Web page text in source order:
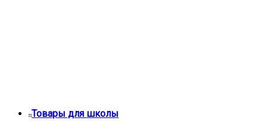
Товары для школы